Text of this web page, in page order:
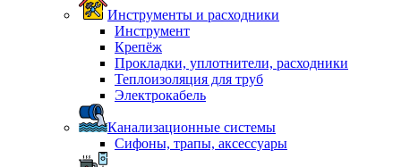
Инструменты и расходники
Инструмент
Крепёж
Прокладки, уплотнители, расходники
Теплоизоляция для труб
Электрокабель
Канализационные системы
Сифоны, трапы, аксессуары